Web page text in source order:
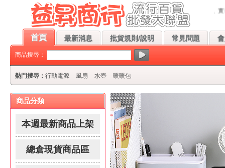
天都會上架最新、最低批發價的流行夯貨，請團爸團媽、公司採購人員、實體
首頁 最新消息 批貨規則/說明 常見問題
商品搜尋：
熱門搜尋： 行動電源 風扇 水壺 暖暖包
商品分類
本週最新商品上架
總倉現貨商品區